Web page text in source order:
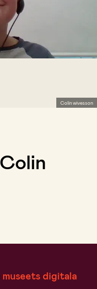
Colin wivesson
digitala